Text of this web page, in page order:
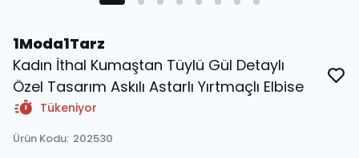
1Moda1Tarz
Kadın İthal Kumaştan Tüylü Gül Detaylı
Özel Tasarım Askılı Astarlı Yırtmaçlı Elbise
Tükeniyor
Ürün Kodu: 202530